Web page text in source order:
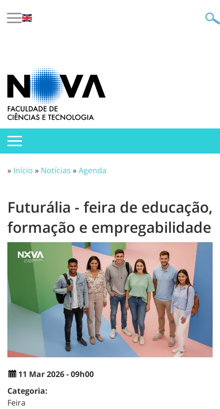
» Início » Notícias »Agenda
Futurália - feira de educação,
formação e empregabilidade
11 Mar 2026 - 09h00
Categoria:
Feira